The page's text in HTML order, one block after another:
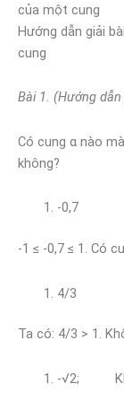
của một cung
Hướng dẫn giải
cung
Bài 1. (Hướng
Có cung α nào
không?
-0,7
-1 ≤ -0,7 ≤ 1. Có
4/3
Ta có: 4/3 > 1.
-√2;